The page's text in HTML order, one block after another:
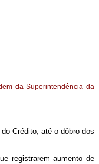
da Superintendência da
Crédito, até o dôbro dos
registrarem aumento de